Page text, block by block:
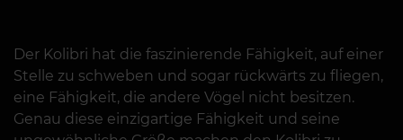
Der Kolibri hat die faszinierende Fähigkeit, auf einer
Stelle zu schweben und sogar rückwärts zu fliegen,
eine Fähigkeit, die andere Vögel nicht besitzen.
Genau diese einzigartige Fähigkeit und seine